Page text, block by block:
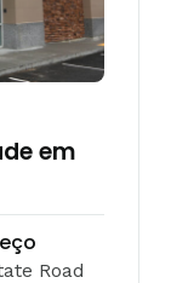
em
Road